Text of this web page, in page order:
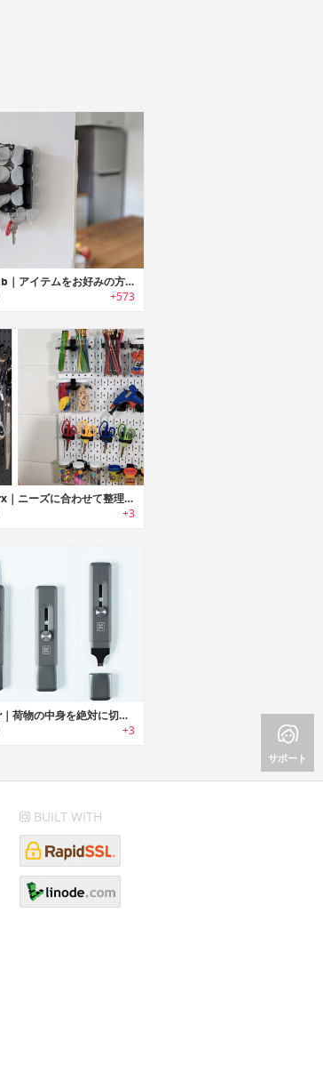
Geco Hub｜アイテムをお好みの方法でホールドするウォールマウントオーガナイザー「ゲッコーハブ」
+573
Wallwerx｜ニーズに合わせて整理整頓できるオーガナイズシステム
+3
X-Cutter｜荷物の中身を絶対に切らない次世代カッター
+3
サポート
BUILT WITH